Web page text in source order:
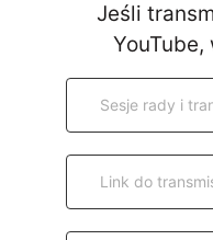
Jeśli
YouTube,